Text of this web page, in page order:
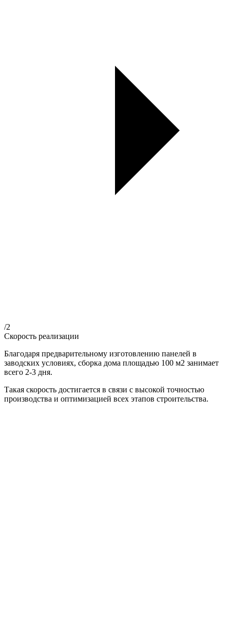
/2
Скорость реализации
Благодаря предварительному изготовлению панелей в
заводских условиях, сборка дома площадью 100 м2 занимает
всего 2-3 дня.
Такая скорость достигается в связи с высокой точностью
производства и оптимизацией всех этапов строительства.